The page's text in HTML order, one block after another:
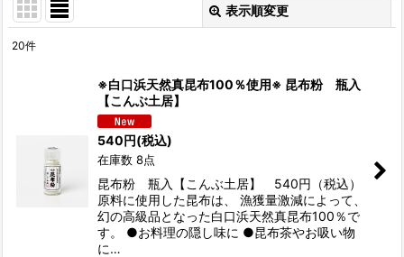
表示順変更
20件
※白口浜天然真昆布100％使用※ 昆布粉 瓶入
【こんぶ土居】
540円(税込)
在庫数 8点
昆布粉 瓶入【こんぶ土居】 540円（税込）
原料に使用した昆布は、 漁獲量激減によって、
幻の高級品となった白口浜天然真昆布100％で
す。 ●お料理の隠し味に ●昆布茶やお吸い物
に…